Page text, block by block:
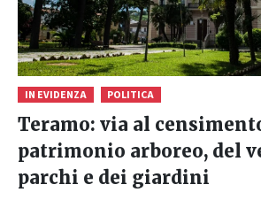
IN EVIDENZA POLITICA
Teramo: via al
patrimonio arboreo, del
parchi e dei giardini